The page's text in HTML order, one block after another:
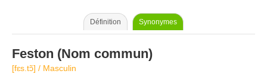
Définition Synonymes
Feston (Nom commun)
[fɛs.tɔ̃] / Masculin